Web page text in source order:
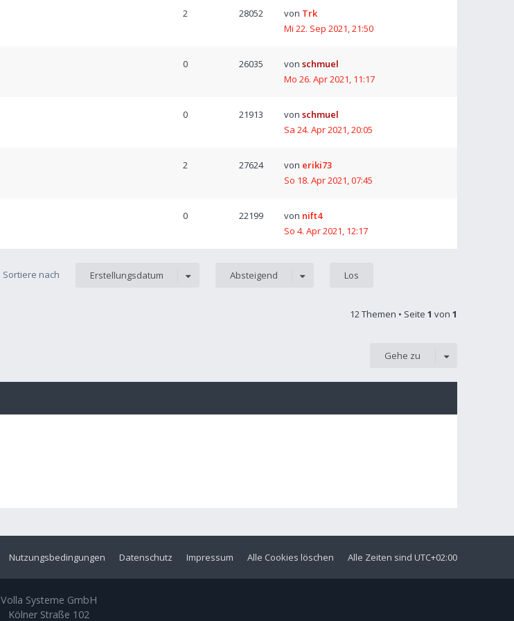
2 28052 von Trk
Mi 22. Sep 2021, 21:50
0 26035 von schmuel
Mo 26. Apr 2021, 11:17
0 21913 von schmuel
Sa 24. Apr 2021, 20:05
2 27624 von eriki73
So 18. Apr 2021, 07:45
0 22199 von nift4
So 4. Apr 2021, 12:17
Sortiere nach Erstellungsdatum Absteigend
12 Themen • Seite 1 von 1
Gehe zu
Alle Zeiten sind UTC+02:00
Alle Cookies löschen
Impressum
Datenschutz
Nutzungsbedingungen
Volla Systeme GmbH
Kölner Straße 102